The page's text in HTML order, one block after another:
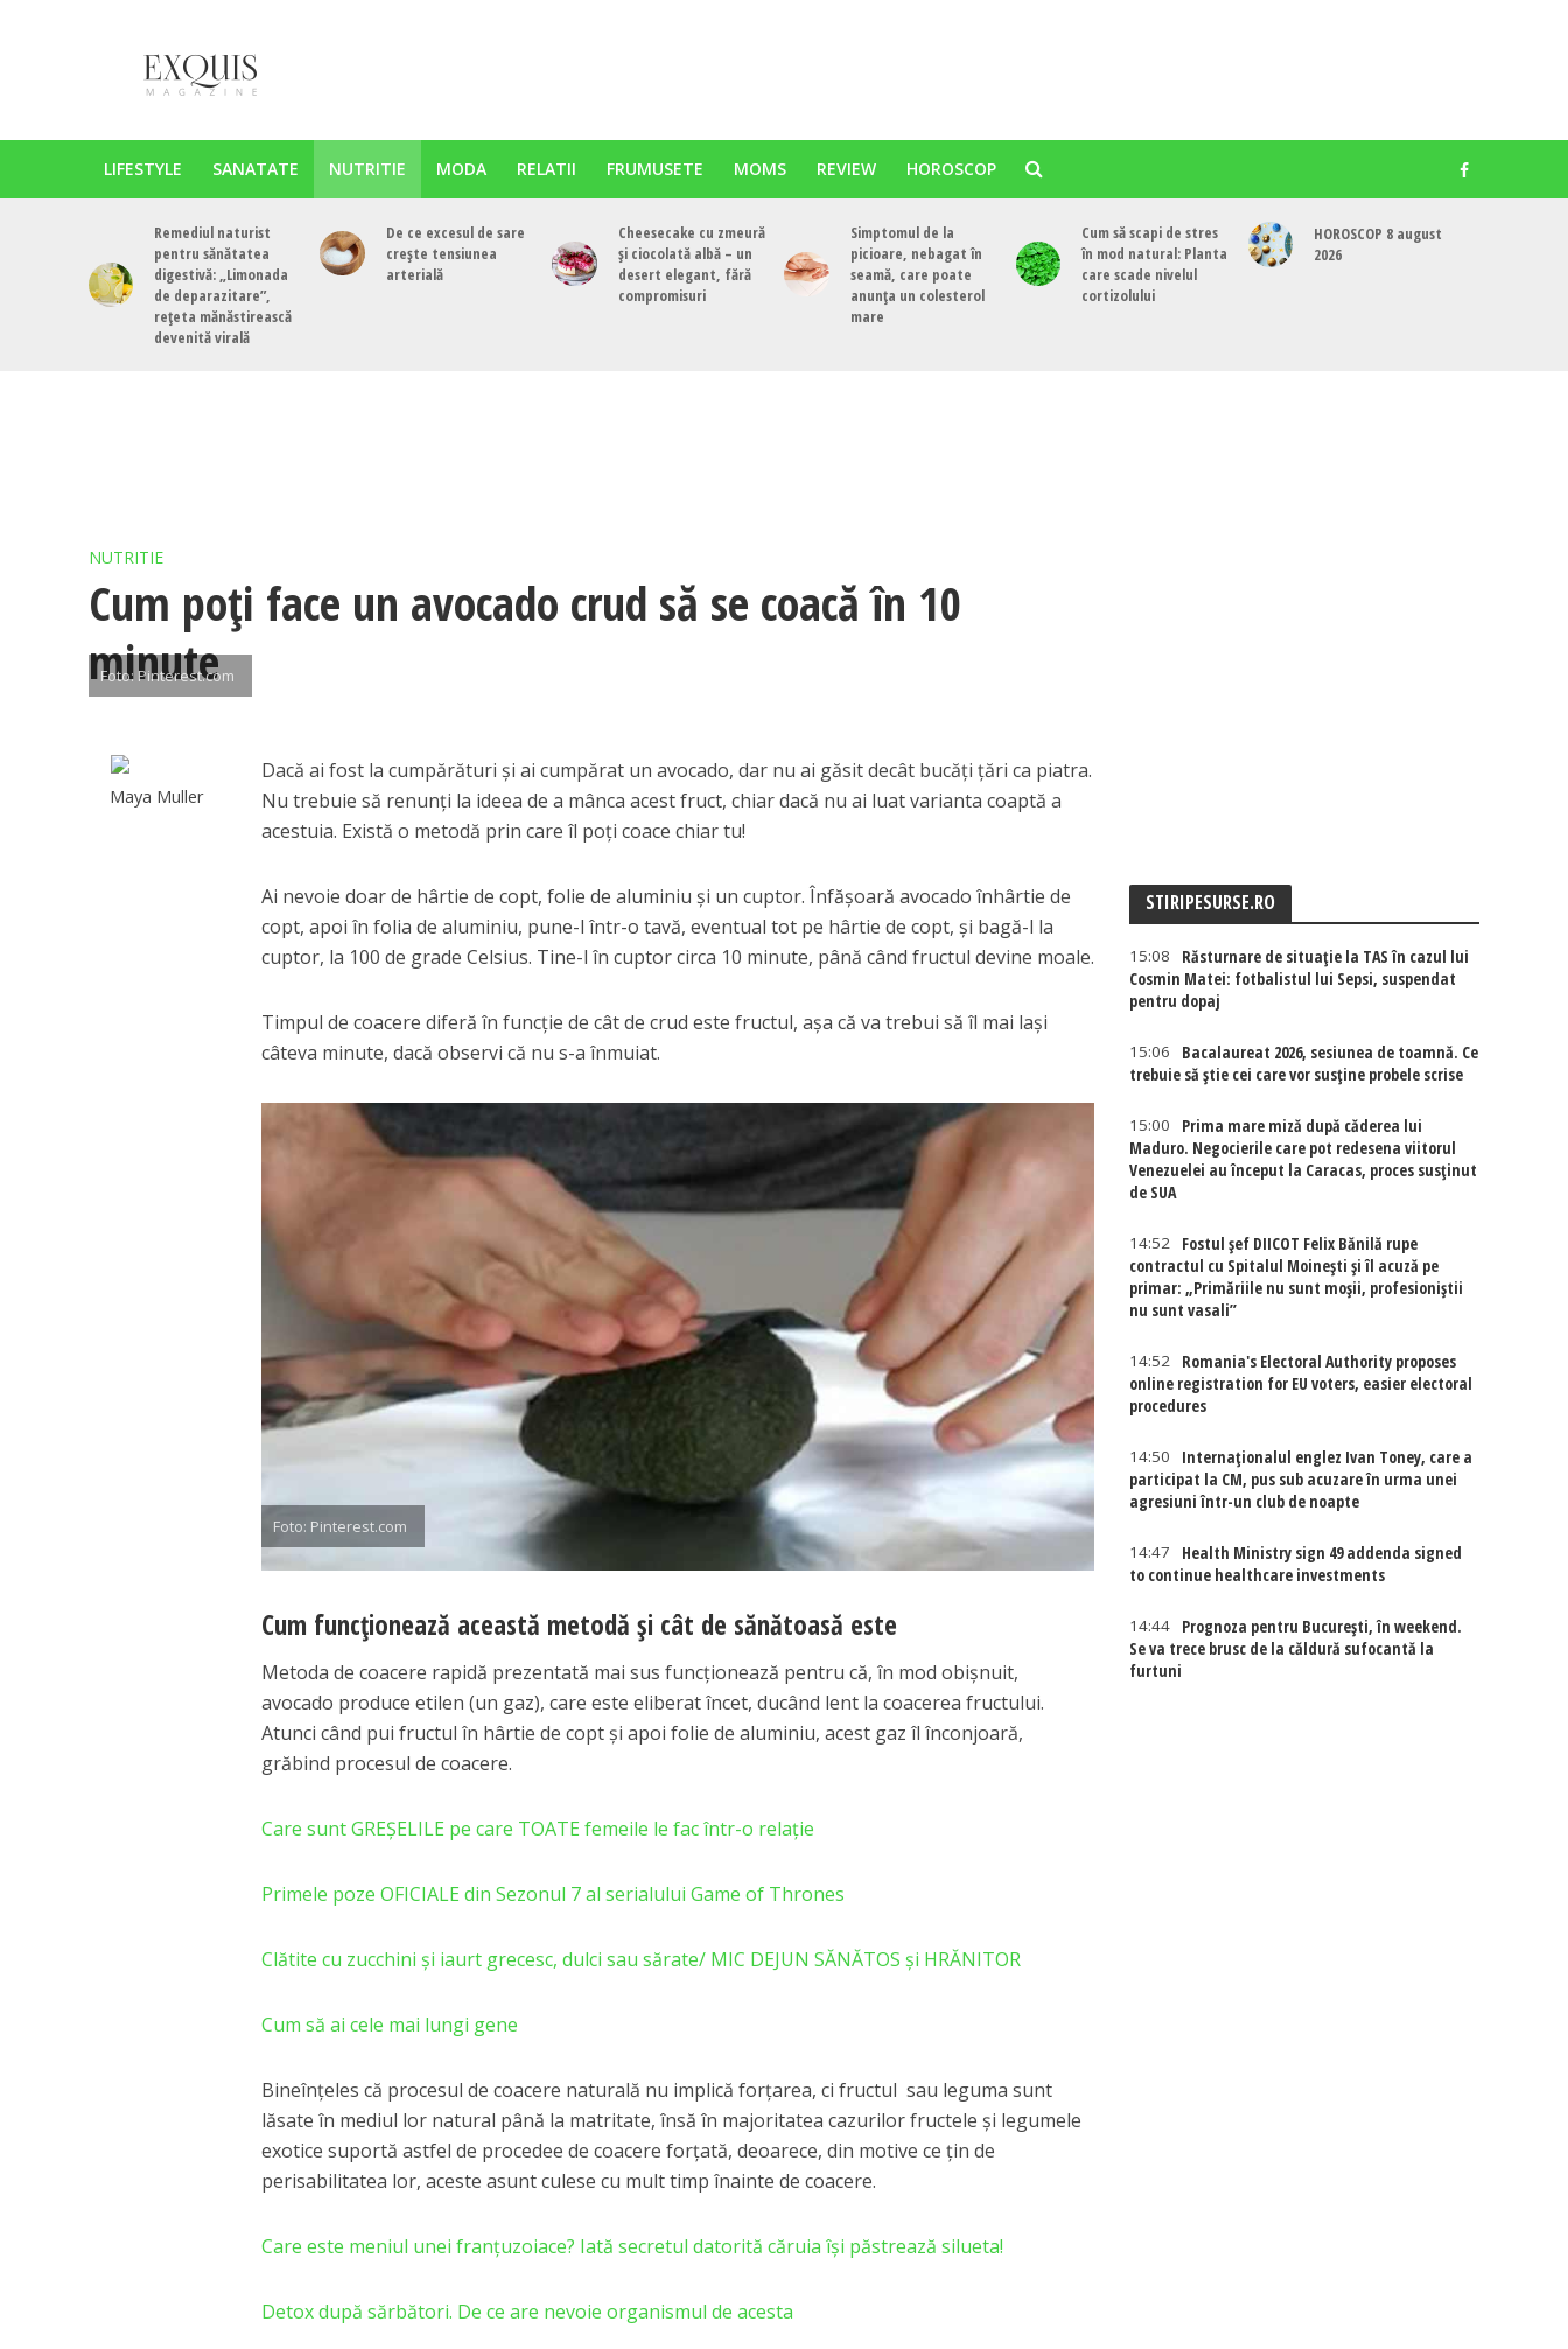
LIFESTYLE SANATATE NUTRITIE MODA RELATII FRUMUSETE MOMS REVIEW HOROSCOP
Remediul naturist
pentru sănătatea
digestivă: „Limonada
de deparazitare”,
rețeta mănăstirească
devenită virală
De ce excesul de sare
crește tensiunea
arterială
Cheesecake cu zmeură
și ciocolată albă – un
desert elegant, fără
compromisuri
Simptomul de la
picioare, nebagat în
seamă, care poate
anunța un colesterol
mare
Cum să scapi de stres
în mod natural: Planta
care scade nivelul
cortizolului
HOROSCOP 8 august
2026
NUTRITIE
Cum poți face un avocado crud să se coacă în 10
minute
Foto: Pinterest.com
Maya Muller
Dacă ai fost la cumpărături şi ai cumpărat un avocado, dar nu ai găsit decât bucăţi ţări ca piatra.
Nu trebuie să renunţi la ideea de a mânca acest fruct, chiar dacă nu ai luat varianta coaptă a
acestuia. Există o metodă prin care îl poţi coace chiar tu!
Ai nevoie doar de hârtie de copt, folie de aluminiu şi un cuptor. Înfăşoară avocado înhârtie de
copt, apoi în folia de aluminiu, pune-l într-o tavă, eventual tot pe hârtie de copt, şi bagă-l la
cuptor, la 100 de grade Celsius. Tine-l în cuptor circa 10 minute, până când fructul devine moale.
Timpul de coacere diferă în funcţie de cât de crud este fructul, aşa că va trebui să îl mai laşi
câteva minute, dacă observi că nu s-a înmuiat.
Foto: Pinterest.com
Cum funcționează această metodă și cât de sănătoasă este
Metoda de coacere rapidă prezentată mai sus funcţionează pentru că, în mod obişnuit,
avocado produce etilen (un gaz), care este eliberat încet, ducând lent la coacerea fructului.
Atunci când pui fructul în hârtie de copt și apoi folie de aluminiu, acest gaz îl înconjoară,
grăbind procesul de coacere.
Care sunt GREȘELILE pe care TOATE femeile le fac într-o relație
Primele poze OFICIALE din Sezonul 7 al serialului Game of Thrones
Clătite cu zucchini și iaurt grecesc, dulci sau sărate/ MIC DEJUN SĂNĂTOS și HRĂNITOR
Cum să ai cele mai lungi gene
Bineînțeles că procesul de coacere naturală nu implică forțarea, ci fructul sau leguma sunt
lăsate în mediul lor natural până la matritate, însă în majoritatea cazurilor fructele și legumele
exotice suportă astfel de procedee de coacere forțată, deoarece, din motive ce țin de
perisabilitatea lor, aceste asunt culese cu mult timp înainte de coacere.
Care este meniul unei franțuzoiace? Iată secretul datorită căruia își păstrează silueta!
Detox după sărbători. De ce are nevoie organismul de acesta
STIRIPESURSE.RO
15:08
Răsturnare de situație la TAS în cazul lui
Cosmin Matei: fotbalistul lui Sepsi, suspendat
pentru dopaj
15:06
Bacalaureat 2026, sesiunea de toamnă. Ce
trebuie să știe cei care vor susține probele scrise
15:00
Prima mare miză după căderea lui
Maduro. Negocierile care pot redesena viitorul
Venezuelei au început la Caracas, proces susținut
de SUA
14:52
Fostul șef DIICOT Felix Bănilă rupe
contractul cu Spitalul Moinești și îl acuză pe
primar: „Primăriile nu sunt moșii, profesioniștii
nu sunt vasali”
14:52
Romania's Electoral Authority proposes
online registration for EU voters, easier electoral
procedures
14:50
Internaţionalul englez Ivan Toney, care a
participat la CM, pus sub acuzare în urma unei
agresiuni într-un club de noapte
14:47
Health Ministry sign 49 addenda signed
to continue healthcare investments
14:44
Prognoza pentru București, în weekend.
Se va trece brusc de la căldură sufocantă la
furtuni